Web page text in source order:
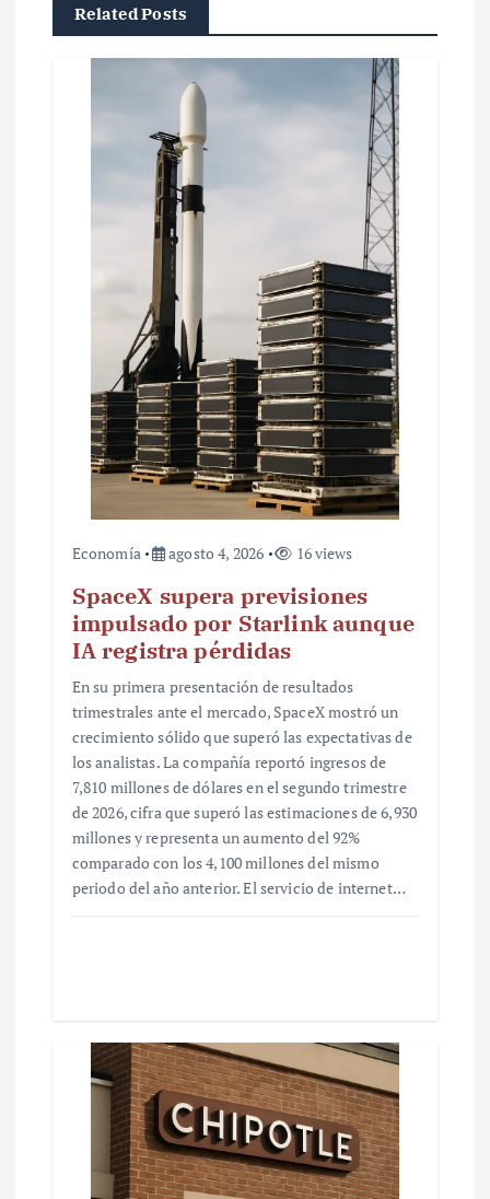
Related Posts
Economía agosto 4, 2026 16 views
SpaceX supera previsiones
impulsado por Starlink aunque
IA registra pérdidas
En su primera presentación de resultados
trimestrales ante el mercado, SpaceX mostró un
crecimiento sólido que superó las expectativas de
los analistas. La compañía reportó ingresos de
7,810 millones de dólares en el segundo trimestre
de 2026, cifra que superó las estimaciones de 6,930
millones y representa un aumento del 92%
comparado con los 4,100 millones del mismo
periodo del año anterior. El servicio de internet…